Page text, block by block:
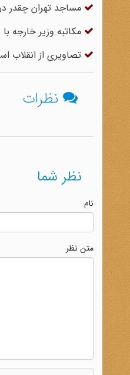
مساجد تهران چقدر
مکاتبه وزیر خارجه
تصاویری از انقلاب
نظرات
نظر شما
نام
متن نظر